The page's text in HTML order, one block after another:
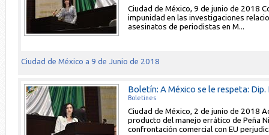
Ciudad de México, 9 de junio de 2018
impunidad en las investigaciones
asesinatos de periodistas en M...
Ciudad de México a 9 de Junio de 2018
Boletín: A México se le respeta:
Boletines
Ciudad de México, 2 de junio de 2018
producto del manejo errático de Peña
confrontación comercial con EU